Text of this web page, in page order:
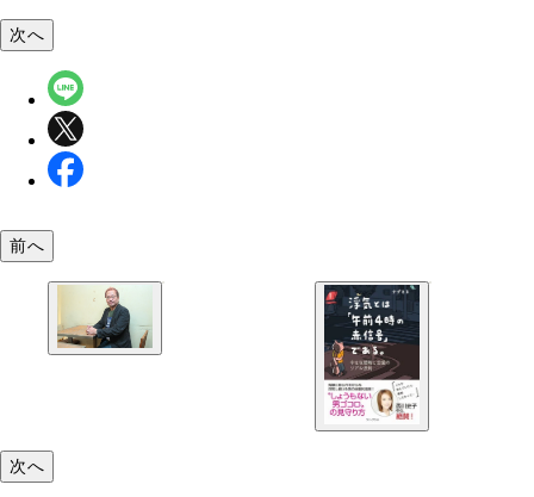
「こっちは既婚者、いうなれば黒帯なんだから『
すよ』って名乗った上で戦いを挑まなければ相手
ブルになりますよ」と語る、すずきＢ氏
次へ
前へ
次へ